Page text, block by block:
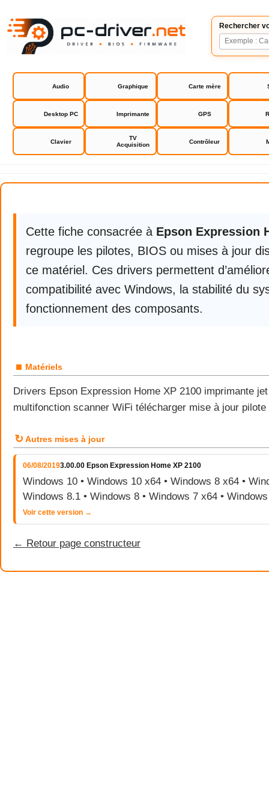
Rechercher
Audio Graphique Carte mère
Desktop PC Imprimante GPS
Clavier
TV
Acquisition
Contrôleur
Epson Expression Home XP 2100
Cette fiche consacrée à Epson Expression
regroupe les pilotes, BIOS ou mises à jour
ce matériel. Ces drivers permettent
compatibilité avec Windows, la stabilité du
fonctionnement des composants.
■ Matériels
Drivers Epson Expression Home XP 2100 imprimante
multifonction scanner WiFi télécharger mise à jour
↻ Autres mises à jour
06/08/20193.00.00 Epson Expression Home XP 2100
Windows 10 • Windows 10 x64 • Windows 8 x64 •
Windows 8.1 • Windows 8 • Windows 7 x64 •
Voir cette version →
← Retour page constructeur